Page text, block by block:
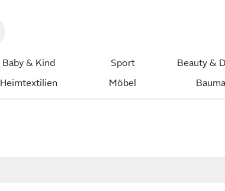
Baby & Kind Sport Beauty &
Heimtextilien Möbel